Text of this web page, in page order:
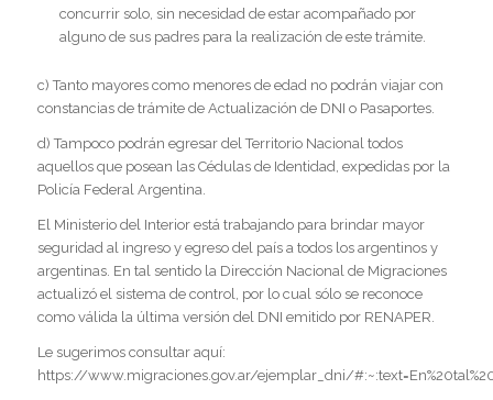
concurrir solo, sin necesidad de estar acompañado por
alguno de sus padres para la realización de este trámite.
c) Tanto mayores como menores de edad no podrán viajar con
constancias de trámite de Actualización de DNI o Pasaportes.
d) Tampoco podrán egresar del Territorio Nacional todos
aquellos que posean las Cédulas de Identidad, expedidas por la
Policía Federal Argentina.
El Ministerio del Interior está trabajando para brindar mayor
seguridad al ingreso y egreso del país a todos los argentinos y
argentinas. En tal sentido la Dirección Nacional de Migraciones
actualizó el sistema de control, por lo cual sólo se reconoce
como válida la última versión del DNI emitido por RENAPER.
Le sugerimos consultar aquí:
https://www.migraciones.gov.ar/ejemplar_dni/